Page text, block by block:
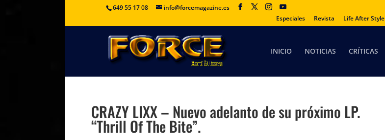
649 55 17 08
info@forcemagazine.es
Especiales
Revista Life After Style
INICIO NOTICIAS CRÍTICAS
CRAZY LIXX – Nuevo adelanto de su próximo LP.
“Thrill Of The Bite”.